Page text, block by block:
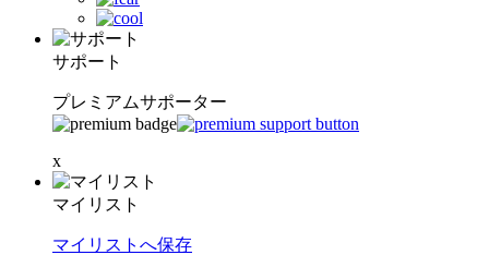
サポート
プレミアムサポーター
x
マイリスト
マイリストへ保存